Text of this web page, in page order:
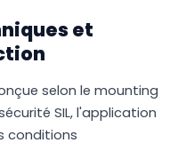
et
selon le mounting
SIL, l'application
conditions